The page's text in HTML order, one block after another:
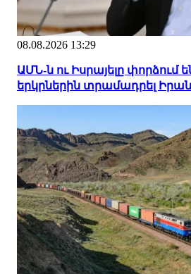
08.08.2026 13:29
ԱՄՆ-ն ու Իսրայելը փորձում
երկրներին տրամադրել